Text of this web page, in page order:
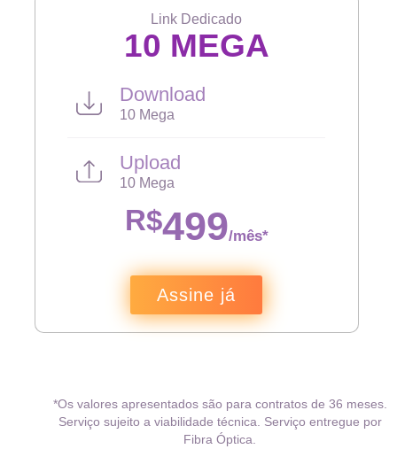
Link Dedicado
10 MEGA
Download
10 Mega
Upload
10 Mega
R$499/mês*
Assine já
*Os valores apresentados são para contratos de 36 meses.
Serviço sujeito a viabilidade técnica. Serviço entregue por
Fibra Óptica.